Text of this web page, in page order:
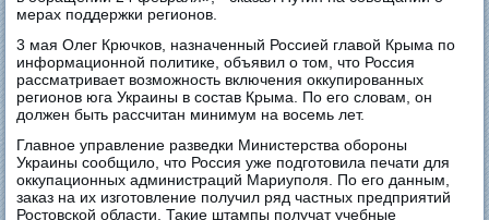
мерах поддержки регионов.
3 мая Олег Крючков, назначенный Россией главой Крыма по
информационной политике, объявил о том, что Россия
рассматривает возможность включения оккупированных
регионов юга Украины в состав Крыма. По его словам, он
должен быть рассчитан минимум на восемь лет.
Главное управление разведки Министерства обороны
Украины сообщило, что Россия уже подготовила печати для
оккупационных администраций Мариуполя. По его данным,
заказ на их изготовление получил ряд частных предприятий
Ростовской области. Такие штампы получат учебные